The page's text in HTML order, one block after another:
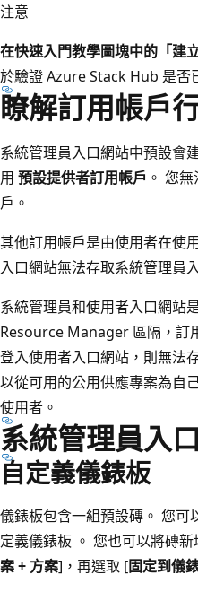
注意
在快速入門教學圖塊中的「建
於驗證 Azure Stack Hub 是否
瞭解訂用帳戶
系統管理員入口網站中預設會
用 預設提供者訂用帳戶 。 您
戶。
其他訂用帳戶是由使用者在使
入口網站無法存取系統管理員
系統管理員和使用者入口網站
Resource Manager 區隔，訂
登入使用者入口網站，則無法
以從可用的公用供應專案為自
使用者。
系統管理員入
自定義儀錶板
儀錶板包含一組預設磚。 您可
定義儀錶板 。 您也可以將磚
案 + 方案]，再選取 [固定到儀